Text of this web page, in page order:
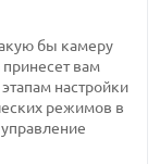
бы камеру
вам
настройки
режимов в